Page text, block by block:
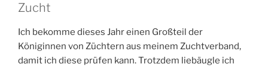
Zucht
Ich bekomme dieses Jahr einen Großteil der
Königinnen von Züchtern aus meinem Zuchtverband,
damit ich diese prüfen kann. Trotzdem liebäugle ich